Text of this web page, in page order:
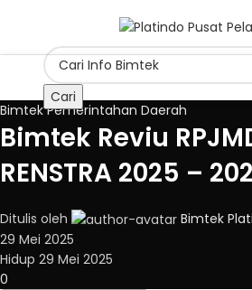
Cari
Bimtek Pemerintahan Daerah
Bimtek Reviu
RENSTRA 2025 –
Ditulis oleh
Bimtek
29 Mei 2025
Hidup 29 Mei 2025
0